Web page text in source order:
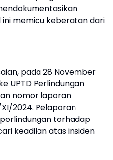
ini memicu keberatan dari
pada 28 November
UPTD Perlindungan
nomor laporan
XI/2024. Pelaporan
terhadap
keadilan atas insiden